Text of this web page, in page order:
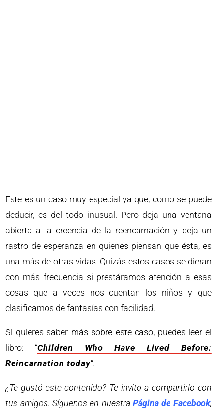
Este es un caso muy especial ya que, como se puede
deducir, es del todo inusual. Pero deja una ventana
abierta a la creencia de la reencarnación y deja un
rastro de esperanza en quienes piensan que ésta, es
una más de otras vidas. Quizás estos casos se dieran
con más frecuencia si prestáramos atención a esas
cosas que a veces nos cuentan los niños y que
clasificamos de fantasías con facilidad.
Si quieres saber más sobre este caso, puedes leer el
libro: “Children Who Have Lived Before:
Reincarnation today“.
¿Te gustó este contenido? Te invito a compartirlo con
tus amigos. Síguenos en nuestraPágina de Facebook,